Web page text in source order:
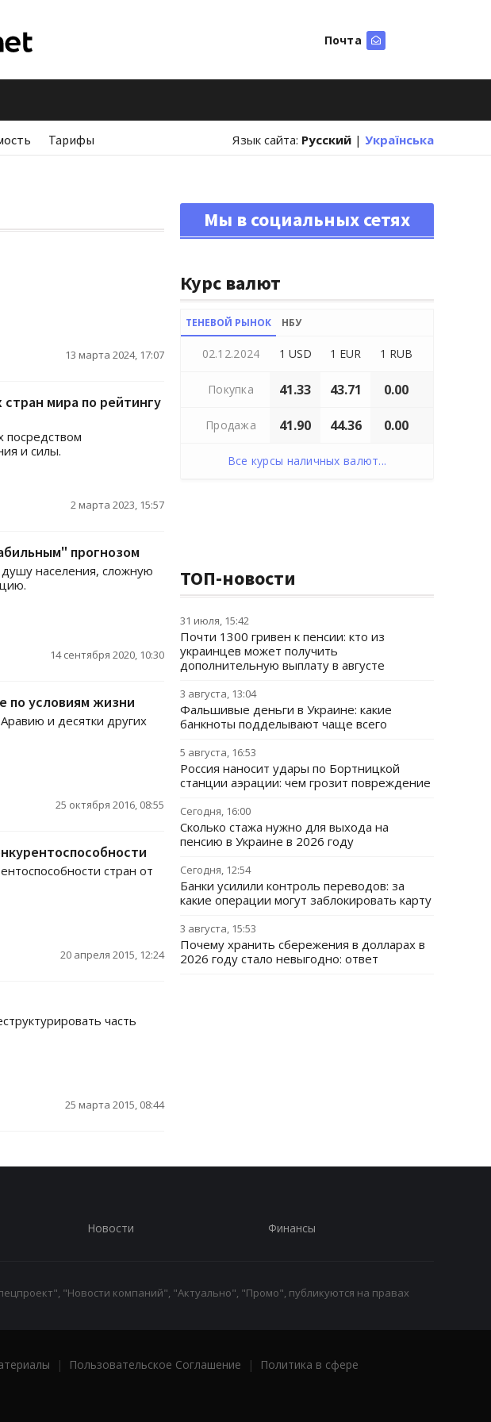
Почта
Тарифы Язык сайта: Русский | Українська
13 марта 2024, 17:07
мира по рейтингу
посредством
и силы.
2 марта 2023, 15:57
прогнозом
населения, сложную
14 сентября 2020, 10:30
по условиям жизни
и десятки других
25 октября 2016, 08:55
стран от
20 апреля 2015, 12:24
часть
25 марта 2015, 08:44
Мы в социальных сетях
Курс валют
ТЕНЕВОЙ РЫНОК НБУ
02.12.2024 1 USD 1 EUR 1 RUB
Покупка 41.33 43.71 0.00
Продажа 41.90 44.36 0.00
Все курсы наличных валют...
ТОП-новости
31 июля, 15:42
Почти 1300 гривен к пенсии: кто из
украинцев может получить
дополнительную выплату в августе
3 августа, 13:04
Фальшивые деньги в Украине: какие
банкноты подделывают чаще всего
5 августа, 16:53
Россия наносит удары по Бортницкой
станции аэрации: чем грозит повреждение
Сегодня, 16:00
Сколько стажа нужно для выхода на
пенсию в Украине в 2026 году
Сегодня, 12:54
Банки усилили контроль переводов: за
какие операции могут заблокировать карту
3 августа, 15:53
Почему хранить сбережения в долларах в
2026 году стало невыгодно: ответ
Новости Финансы
"Новости компаний", "Актуально", "Промо", публикуются на правах
| Пользовательское Соглашение |
Политика в сфере